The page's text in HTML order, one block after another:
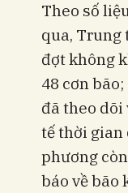
Theo số
qua, Trung
đợt không
48 cơn
đã theo dõi
tế thời gian
phương
báo về bão